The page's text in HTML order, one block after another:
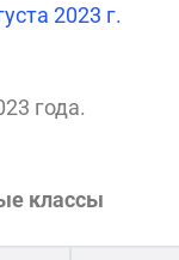
2023 г.
года.
классы